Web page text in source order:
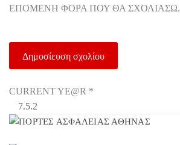
ΕΠΌΜΕΝΗ ΦΟΡΆ ΠΟΥ ΘΑ ΣΧΟΛΙΆΣΩ.
CURRENT YE@R *